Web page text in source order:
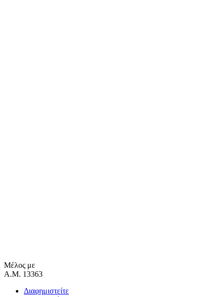
Μέλος με
Α.Μ. 13363
Διαφημιστείτε